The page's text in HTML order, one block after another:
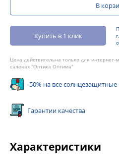
В
Купить в 1 клик
Цена действительна только для
салонах "Оптика Оптима"
-50% на все
Гарантии качества
Характеристики